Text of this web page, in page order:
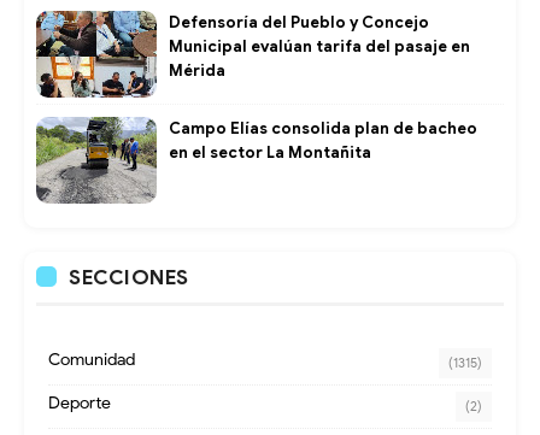
Defensoría del Pueblo y Concejo
Municipal evalúan tarifa del pasaje en
Mérida
Campo Elías consolida plan de bacheo
en el sector La Montañita
SECCIONES
Comunidad (1315)
Deporte (2)